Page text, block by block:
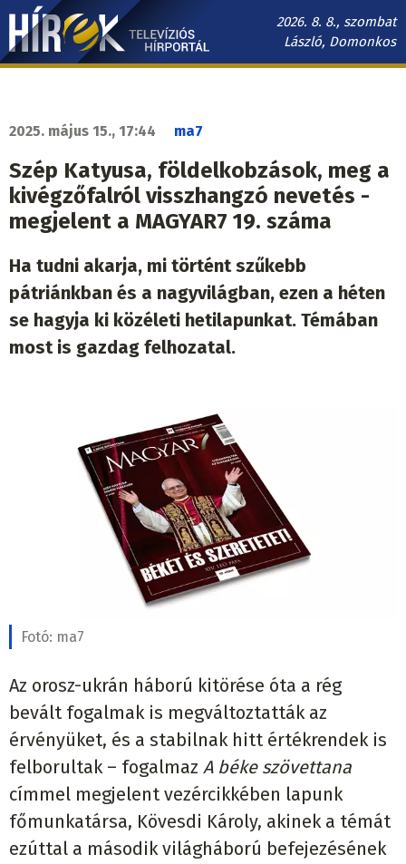
Ugrás
tartalomra
2026. 8. 8., szombat
László, Domonkos
Hírek.sk
navigáció
2025. május 15., 17:44 ma7
Szép Katyusa, földelkobzások, meg a
kivégzőfalról visszhangzó nevetés -
megjelent a MAGYAR7 19. száma
Ha tudni akarja, mi történt szűkebb
pátriánkban és a nagyvilágban, ezen a héten
se hagyja ki közéleti hetilapunkat. Témában
most is gazdag felhozatal.
Fotó: ma7
Az orosz-ukrán háború kitörése óta a rég
bevált fogalmak is megváltoztatták az
érvényüket, és a stabilnak hitt értékrendek is
felborultak – fogalmaz A béke szövettana
címmel megjelent vezércikkében lapunk
főmunkatársa, Kövesdi Károly, akinek a témát
ezúttal a második világháború befejezésének